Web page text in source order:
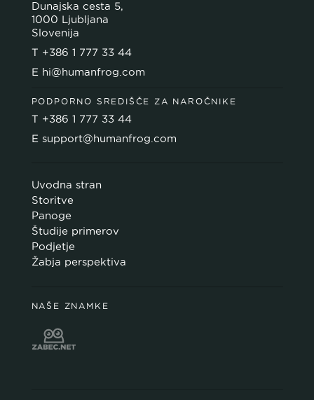
Dunajska cesta 5,
1000 Ljubljana
Slovenija
T +386 1 777 33 44
E hi@humanfrog.com
PODPORNO SREDIŠČE ZA NAROČNIKE
T +386 1 777 33 44
E support@humanfrog.com
Uvodna stran
Storitve
Panoge
Študije primerov
Podjetje
Žabja perspektiva
NAŠE ZNAMKE